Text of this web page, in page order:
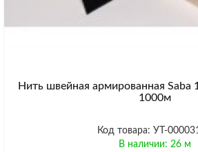
Нить швейная армированная Saba
1000м
Код товара: УТ-
В наличии: 26 м